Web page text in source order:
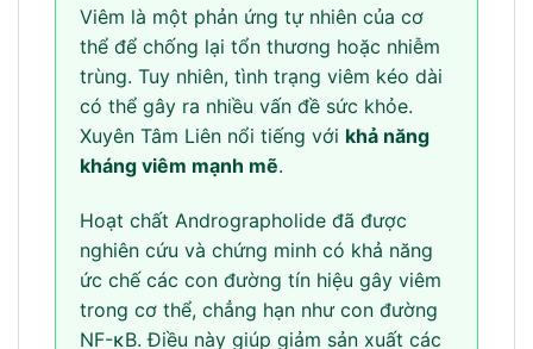
Viêm là một phản ứng tự nhiên của cơ
thể để chống lại tổn thương hoặc nhiễm
trùng. Tuy nhiên, tình trạng viêm kéo dài
có thể gây ra nhiều vấn đề sức khỏe.
Xuyên Tâm Liên nổi tiếng với khả năng
kháng viêm mạnh mẽ.
Hoạt chất Andrographolide đã được
nghiên cứu và chứng minh có khả năng
ức chế các con đường tín hiệu gây viêm
trong cơ thể, chẳng hạn như con đường
NF-κB. Điều này giúp giảm sản xuất các